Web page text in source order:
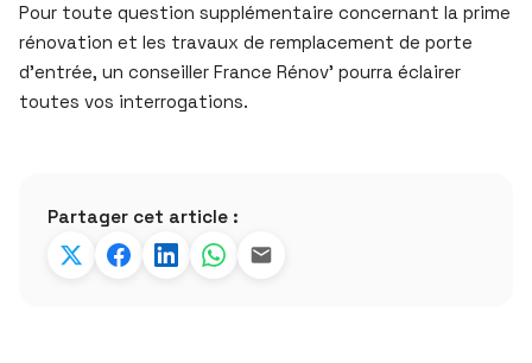
Pour toute question supplémentaire concernant la prime
rénovation et les travaux de remplacement de porte
d’entrée, un conseiller France Rénov’ pourra éclairer
toutes vos interrogations.
Partager cet article :